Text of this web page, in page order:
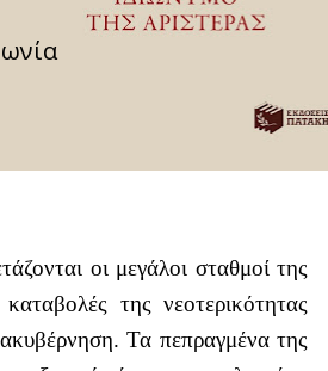
οι μεγάλοι σταθμοί της
της νεοτερικότητας
Τα πεπραγμένα της